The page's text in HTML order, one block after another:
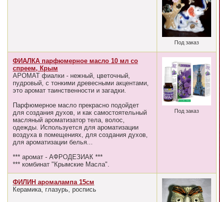
Под заказ
ФИАЛКА парфюмерное масло 10 мл со
спреем, Крым
АРОМАТ фиалки - нежный, цветочный,
пудровый, с тонкими древесными акцентами,
это аромат таинственности и загадки.
Парфюмерное масло прекрасно подойдет
для создания духов, и как самостоятельный
масляный ароматизатор тела, волос,
одежды. Используется для ароматизации
воздуха в помещениях, для создания духов,
для ароматизации белья...
*** аромат - АФРОДЕЗИАК ***
*** комбинат "Крымские Масла".
Под заказ
ФИЛИН аромалампа 15см
Керамика, глазурь, роспись